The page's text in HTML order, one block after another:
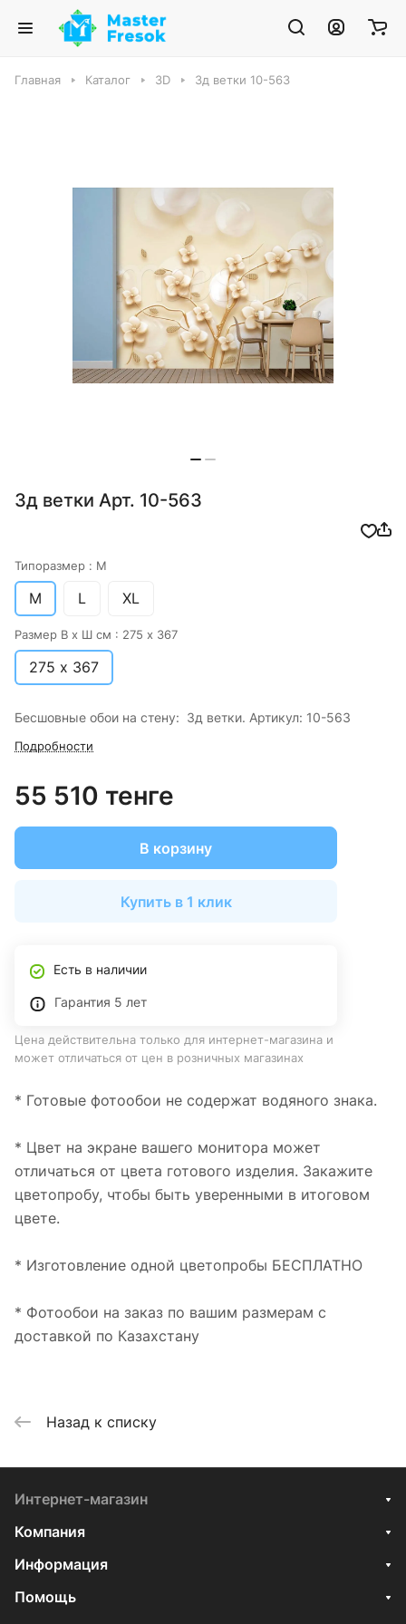
Главная Каталог 3D 3д ветки 10-563
3д ветки Арт. 10-563
Типоразмер : M
M L XL
Размер В х Ш см : 275 х 367
275 х 367
Бесшовные обои на стену: 3д ветки. Артикул: 10-563
Подробности
55 510 тенге
В корзину
Купить в 1 клик
Есть в наличии
Гарантия 5 лет
Цена действительна только для интернет-магазина и
может отличаться от цен в розничных магазинах
* Готовые фотообои не содержат водяного знака.
* Цвет на экране вашего монитора может
отличаться от цвета готового изделия. Закажите
цветопробу, чтобы быть уверенными в итоговом
цвете.
* Изготовление одной цветопробы БЕСПЛАТНО
* Фотообои на заказ по вашим размерам с
доставкой по Казахстану
Назад к списку
Интернет-магазин
Компания
Информация
Помощь